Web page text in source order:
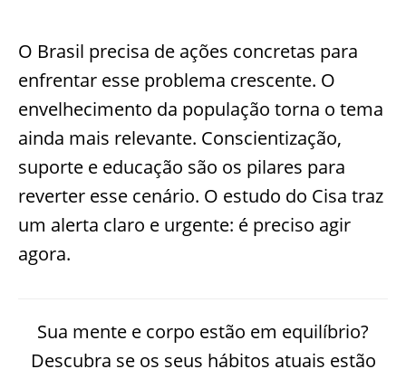
O Brasil precisa de ações concretas para
enfrentar esse problema crescente. O
envelhecimento da população torna o tema
ainda mais relevante. Conscientização,
suporte e educação são os pilares para
reverter esse cenário. O estudo do Cisa traz
um alerta claro e urgente: é preciso agir
agora.
Sua mente e corpo estão em equilíbrio?
Descubra se os seus hábitos atuais estão